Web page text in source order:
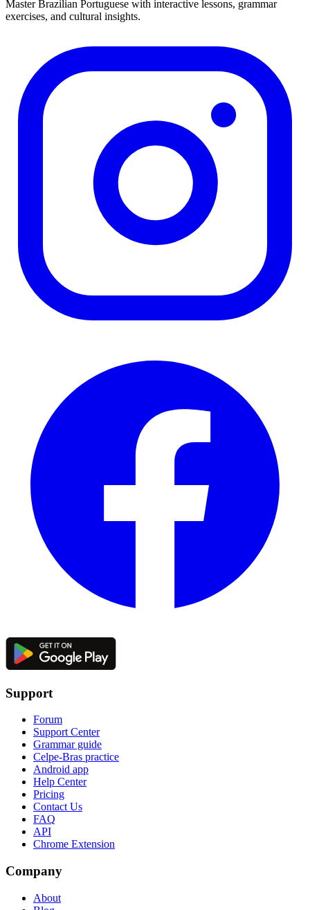
Master Brazilian Portuguese with interactive lessons, grammar
exercises, and cultural insights.
Support
Forum
Support Center
Grammar guide
Celpe-Bras practice
Android app
Help Center
Pricing
Contact Us
FAQ
API
Chrome Extension
Company
About